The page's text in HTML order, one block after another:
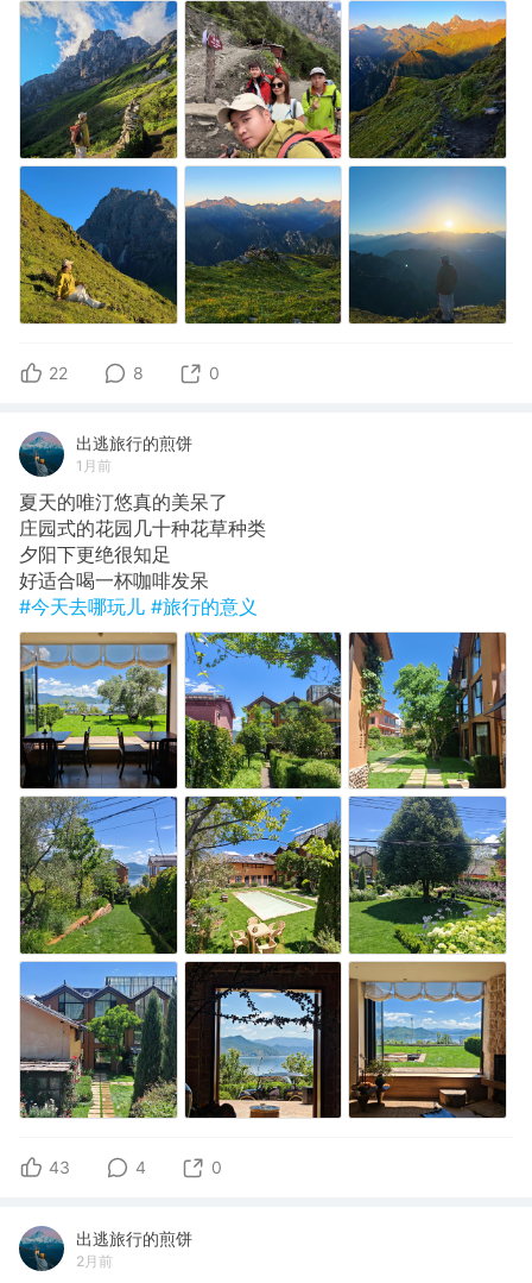
22 8 0
出逃旅行的煎饼
1月前
夏天的唯汀悠真的美呆了
​庄园式的花园几十种花草种类
​夕阳下更绝很知足
​好适合喝一杯咖啡发呆
#今天去哪玩儿 #旅行的意义
43 4 0
出逃旅行的煎饼
2月前